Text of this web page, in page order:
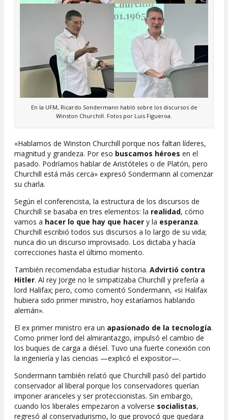
En la UFM, Ricardo Sondermann habló sobre los discursos de
Winston Churchill. Fotos por Luis Figueroa.
«Hablamos de Winston Churchill porque nos faltan líderes,
magnitud y grandeza. Por eso buscamos héroes en el
pasado. Podríamos hablar de Aristóteles o de Platón, pero
Churchill está más cerca» expresó Sondermann al comenzar
su charla.
Según el conferencista, la estructura de los discursos de
Churchill se basaba en tres elementos: la realidad, cómo
vamos a hacer lo que hay que hacer y la esperanza.
Churchill escribió todos sus discursos a lo largo de su vida;
nunca dio un discurso improvisado. Los dictaba y hacía
correcciones hasta el último momento.
También recomendaba estudiar historia. Advirtió contra
Hitler. Al rey Jorge no le simpatizaba Churchill y prefería a
lord Halifax; pero, como comentó Sondermann, «si Halifax
hubiera sido primer ministro, hoy estaríamos hablando
alemán».
El ex primer ministro era un apasionado de la tecnología.
Como primer lord del almirantazgo, impulsó el cambio de
los buques de carga a diésel. Tuvo una fuerte conexión con
la ingeniería y las ciencias —explicó el expositor—.
Sondermann también relató que Churchill pasó del partido
conservador al liberal porque los conservadores querían
imponer aranceles y ser proteccionistas. Sin embargo,
cuando los liberales empezaron a volverse socialistas,
regresó al conservadurismo, lo que provocó que quedara